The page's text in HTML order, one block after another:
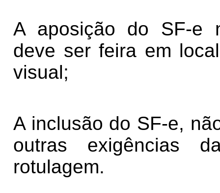
A aposição do SF-e
deve ser feira em
visual;
A inclusão do SF-e,
outras exigências
rotulagem.